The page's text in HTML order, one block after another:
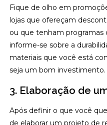
Fique de olho em
lojas que ofereçam
ou que tenham programas
informe-se sobre a
materiais que você está
seja um bom investimento.
3. Elaboração de
Após definir o que você
de elaborar um projeto de